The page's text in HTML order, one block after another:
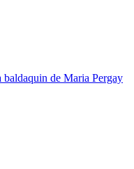
de Maria Pergay